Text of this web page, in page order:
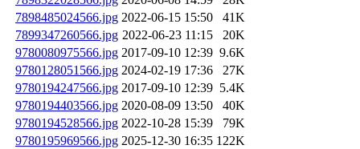
7898485024566.jpg 2022-06-15 15:50
41K
7899347260566.jpg 2022-06-23 11:15
20K
9780080975566.jpg 2017-09-10 12:39 9.6K
9780128051566.jpg 2024-02-19 17:36
27K
9780194247566.jpg 2017-09-10 12:39 5.4K
9780194403566.jpg 2020-08-09 13:50
40K
9780194528566.jpg 2022-10-28 15:39
79K
9780195969566.jpg 2025-12-30 16:35 122K